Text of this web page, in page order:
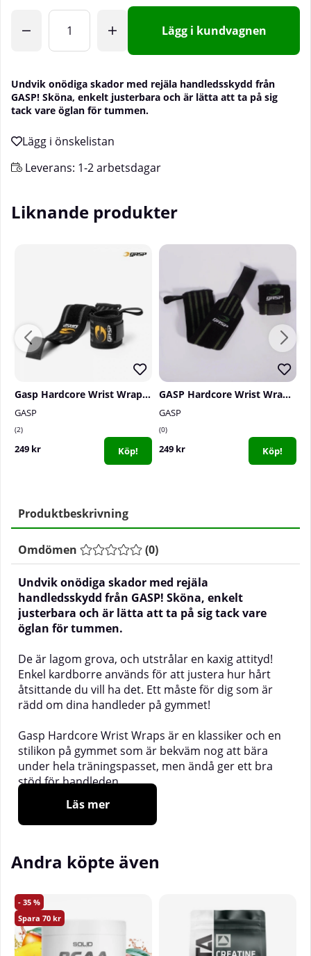
Lägg i kundvagnen
Undvik onödiga skador med rejäla handledsskydd från
GASP! Sköna, enkelt justerbara och är lätta att ta på sig
tack vare öglan för tummen.
Leverans: 1-2 arbetsdagar
Liknande produkter
Gasp Hardcore Wrist Wraps, black/grey
GASP
2
249 kr Köp!
GASP Hardcore Wrist Wraps, black/green
GASP
0
249 kr Köp!
Produktbeskrivning
Omdömen (0)
Undvik onödiga skador med rejäla
handledsskydd från GASP! Sköna, enkelt
justerbara och är lätta att ta på sig tack vare
öglan för tummen.
De är lagom grova, och utstrålar en kaxig attityd!
Enkel kardborre används för att justera hur hårt
åtsittande du vill ha det. Ett måste för dig som är
rädd om dina handleder på gymmet!
Gasp Hardcore Wrist Wraps är en klassiker och en
stilikon på gymmet som är bekväm nog att bära
under hela träningspasset, men ändå ger ett bra
stöd för handleden.
______________
Material: 80% Bomull, 20% Gummi.
Levereras parvis!
Läs mer
Andra köpte även
35
70